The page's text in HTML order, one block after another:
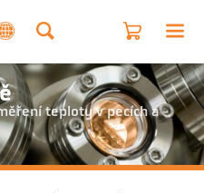
teploty v pecích a